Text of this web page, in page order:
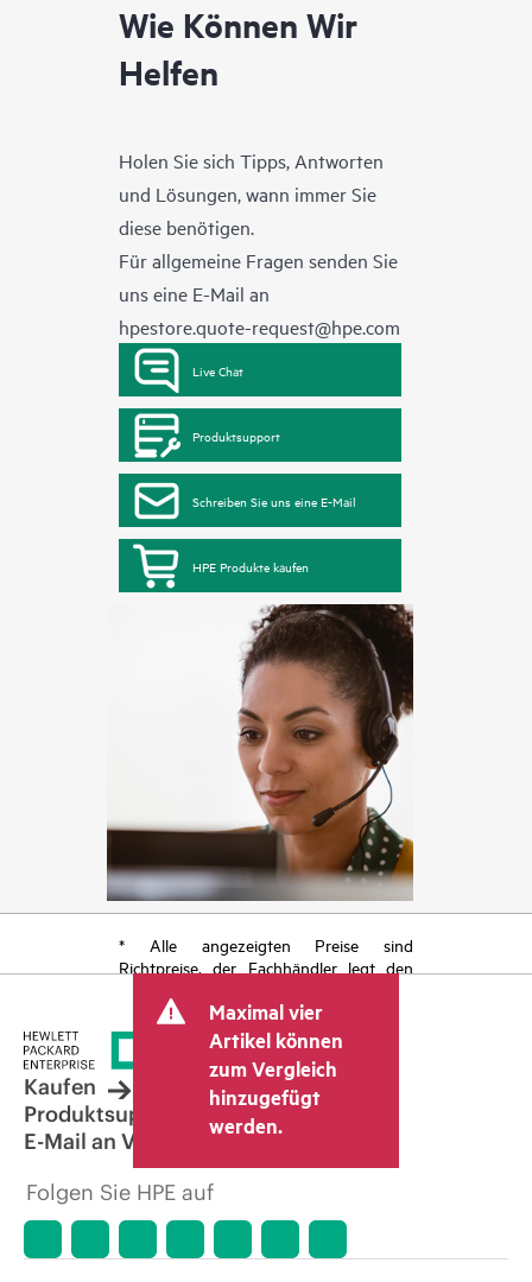
Wie Können Wir
Helfen
Holen Sie sich Tipps, Antworten
und Lösungen, wann immer Sie
diese benötigen.
Für allgemeine Fragen senden Sie
uns eine E-Mail an
hpestore.quote-request@hpe.com
Live Chat
Produktsupport
Schreiben Sie uns eine E-Mail
HPE Produkte kaufen
* Alle angezeigten Preise sind
Richtpreise, der Fachhändler legt den
kann weitere Gebühren wie
Mehrwertsteuer und Versandkosten
berücksichtigen. Der vom Fachhändler
festgelegte Transaktionspreis kann von
dem anderer Fachhändler und dem
angezeigten Richtpreis abweichen. Die
Richtpreise können zeitlich begrenzte
Sonderangebote enthalten. HPE behält
sich das Recht vor, jederzeit
Preisanpassungen vorzunehmen, u. a.
Marktbedingungen, der Einstellung von
Maximal vier
Artikel können
zum Vergleich
hinzugefügt
werden.
Kaufen
Produktsupport
E-Mail an Vertrieb
Folgen Sie HPE auf